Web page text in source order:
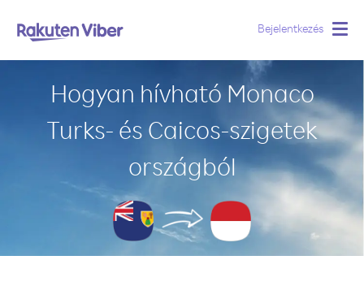
Bejelentkezés
Hogyan hívható Monaco
Turks- és Caicos-szigetek
országból